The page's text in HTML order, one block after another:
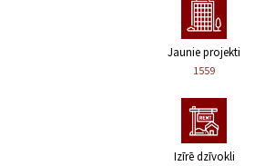
Jaunie projekti
1559
Izīrē dzīvokli